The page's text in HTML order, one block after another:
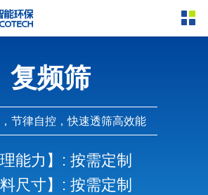
双轴撕碎机
四轴撕碎机 液压粗碎机
粉碎设备
复频筛
节律自控，快速透筛高效能
能力】 : 按需定制
尺寸】 : 按需定制